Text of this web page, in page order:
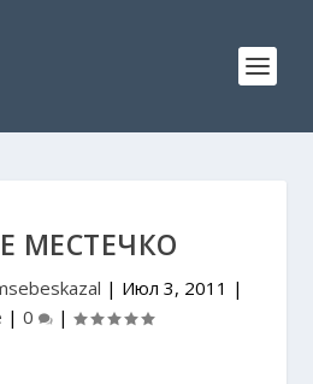
МЕСТЕЧКО
| Июл 3, 2011 |
| 0 |